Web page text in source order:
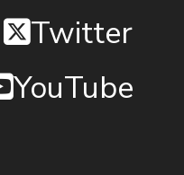
Twitter
YouTube